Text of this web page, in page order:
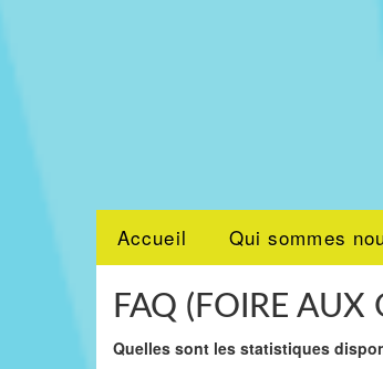
Accueil Qui sommes
FAQ (FOIRE AUX
Quelles sont les statistiques